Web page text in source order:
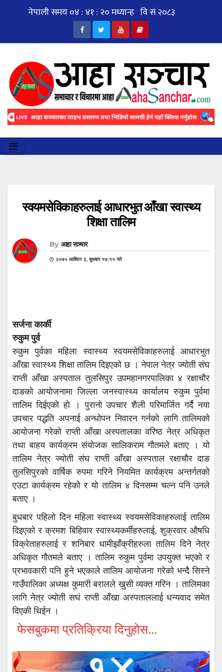
स्वयमसेविकाहरुलाई आधारभुत आँखा स्वास्थ्य
शिक्षा तालिम
By आहा सञ्चार
२०७५ आश्विन ३, बुधबार १७:१५ गते
सर्जना कार्की
रुकुम पुर्व
रुकुम पुर्वका महिला स्वास्थ्य स्वयमसेविकाहरुलाई आधारभुत
आँखा स्वास्थ्य शिक्षा तालिम दिइएको छ । नेपाल नेत्र ज्योती संघ
राप्ती आँखा अस्पताल तुलसिपुर उपमहानगरपालिका ४ रक्षाचौर
दाङको आयोजनामा जिल्ला जनस्वास्थ्य कार्यालय रुकुम पुर्वमा
तालिम दिईएको हो । पुरानो उपचार शैली परिमार्जित गर्दै नया
उपचार पद्धति अपनाई अन्धोपन निवारन गर्नको लागि तालिमको
आयोजना गरेको राप्ती आँखा अस्पतालका वरिष्ठ नेत्र अधिकृत
तथा बाहय कार्यक्रम संयोजक सालिकराम गौतमले बताए । यो
तालिम नेत्र ज्योती संघ राप्ती आँखा अस्पताल रक्षाचौर दाङ
तुलसिपुरको वार्षिक रुपमा गरिने नियमित कार्यक्रम अन्तर्गतको
एउटा कार्यक्रम रहेको र यो तालिम ४ दिनसम्म चल्न पनि उनले
बताए ।
बुधबार पहिलो दिन महिला स्वास्थ्य स्वयमसेविकाहरुलाई तालिम
दिइएको र क्रमश बिहिवार स्वास्थ्यकर्मीहरुलाई, शुक्रवार औषधि
विक्रेताहरुलाई र शनिबार धामीझाँक्रीहरुला तालिम दिने नेत्र
अधिकृत गौतमले बताए । तालिम रुकुम पुर्वमा उपयुक्त भएको र
प्रभावकारी पनि हुने भएकाले तालिम आयोजना गरेको भन्दै सिस्ने
गाउँपालिका अध्यक्ष कुमारी बरालले खुसी व्यक्त गरिन । तालिमका
लागि नेत्र ज्योती सघं राप्ती आँखा अस्पताललाई धन्यवाद समेत
दिएकी थिईन ।
फेसबुकमा प्रतिक्रिया दिनुहोस...